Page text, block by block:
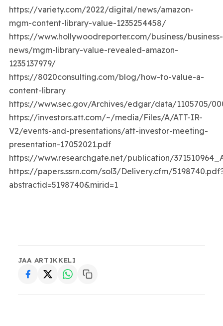
https://variety.com/2022/digital/news/amazon-
mgm-content-library-value-1235254458/
https://www.hollywoodreporter.com/business/business-
news/mgm-library-value-revealed-amazon-
1235137979/
https://8020consulting.com/blog/how-to-value-a-
content-library
https://www.sec.gov/Archives/edgar/data/1105705/
https://investors.att.com/~/media/Files/A/ATT-IR-
V2/events-and-presentations/att-investor-meeting-
presentation-17052021.pdf
https://www.researchgate.net/publication/
https://papers.ssrn.com/sol3/Delivery.cfm/
abstractid=5198740&mirid=1
JAA ARTIKKELI